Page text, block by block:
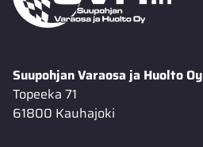
Suupohjan Varaosa ja Huolto Oy
Topeeka 71
61800 Kauhajoki